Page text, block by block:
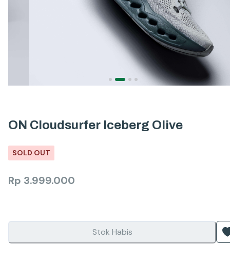
ON Cloudsurfer Iceberg Olive
SOLD OUT
Rp 3.999.000
Stok Habis